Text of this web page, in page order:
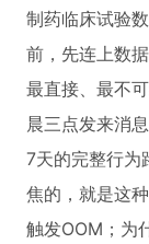
制药临床试验
前，先连上数
最直接、最不
晨三点发来消
7天的完整行为
焦的，就是这
触发OOM；为